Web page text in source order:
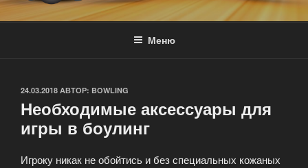
Меню
ОПУБЛИКОВАНО
24.03.2018 АВТОР: BOWLING
Необходимые аксессуары для
игры в боулинг
Игроку никак не обойтись и без специальных кожаных